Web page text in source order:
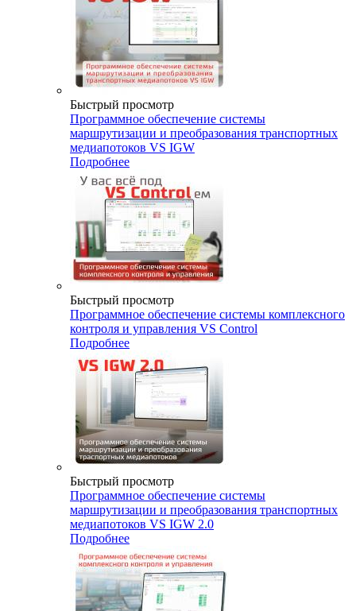
Быстрый просмотр
Программное обеспечение системы
маршрутизации и преобразования транспортных
медиапотоков VS IGW
Подробнее
Быстрый просмотр
Программное обеспечение системы комплексного
контроля и управления VS Control
Подробнее
Быстрый просмотр
Программное обеспечение системы
маршрутизации и преобразования транспортных
медиапотоков VS IGW 2.0
Подробнее